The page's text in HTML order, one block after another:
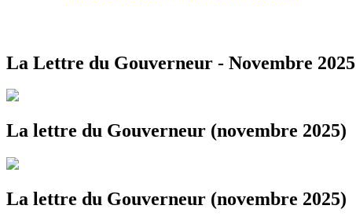
La Lettre du Gouverneur - Novembre 2025
La lettre du Gouverneur (novembre 2025)
La lettre du Gouverneur (novembre 2025)